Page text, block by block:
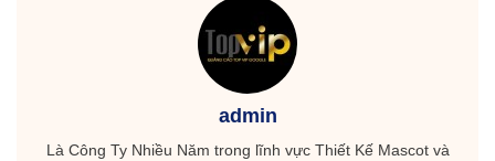
admin
Là Công Ty Nhiều Năm trong lĩnh vực Thiết Kế Mascot và